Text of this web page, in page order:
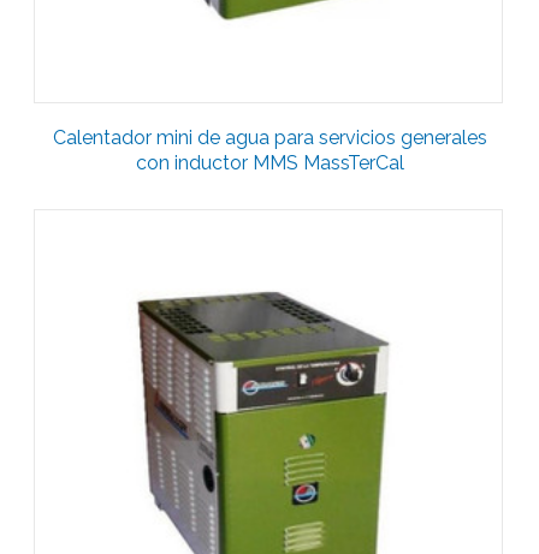
Calentador mini de agua para servicios generales
con inductor MMS MassTerCal